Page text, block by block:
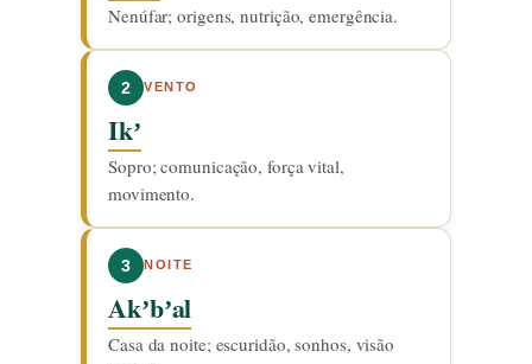
Nenúfar; origens, nutrição, emergência.
2 VENTO
Ikʼ
Sopro; comunicação, força vital,
movimento.
3 NOITE
Akʼbʼal
Casa da noite; escuridão, sonhos, visão